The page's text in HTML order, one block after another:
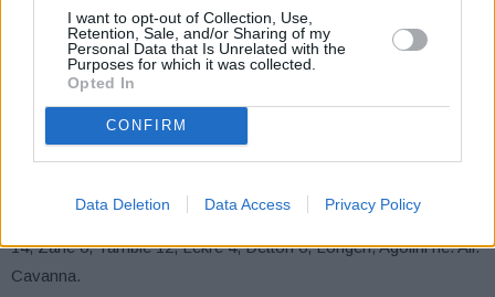
I want to opt-out of Collection, Use,
Retention, Sale, and/or Sharing of my
Personal Data that Is Unrelated with the
Purposes for which it was collected.
Opted In
CONFIRM
Data Deletion Data Access Privacy Policy
(21-16, 38-37, 46-55)
PALLACANESTRO SCANDIANO: Fedolfi 21, Pellacani 4,
Accini 18, Meglioli E. 7, Marino 2, Tagliavini 2, Nalin, Meglioli A. 2,
Bini 2, Gualtieri ne, Munari ne, Frattini ne. All. Piatti.
BASKET CLUB VAL D’ARDA: Raiola 8, Lombardo 19, Bambini
14, Zane 6, Yamblè 12, Lekre 4, Dettori 6, Longeri, Agolini ne. All.
Cavanna.